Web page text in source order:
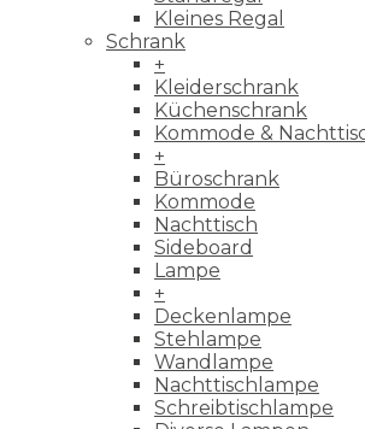
Kleines Regal
Schrank
+
Kleiderschrank
Küchenschrank
Kommode &
+
Büroschrank
Kommode
Nachttisch
Sideboard
Lampe
+
Deckenlampe
Stehlampe
Wandlampe
Nachttischlampe
Schreibtischlampe